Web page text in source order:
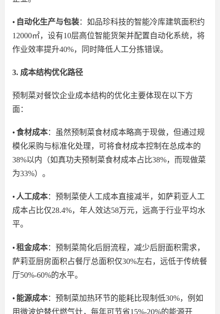
• 自动化生产与包装：如品珍科技的智能冷库建筑面积约
12000㎡，设有10层高位智能货架并配置自动化系统，将
作业效率提升40%，同时降低人工分拣错误。
3. 成本结构优化路径
预制菜对餐饮企业成本结构的优化主要体现在以下方
面：
•食材成本：虽然预制菜食材成本略高于现做，但通过规
模化采购与标准化处理，可将食材成本控制在总成本的
38%以内（如真功夫预制菜食材成本占比38%，而现做菜
为33%）。
•人工成本：预制菜使人工成本直接减半，如萨莉亚人工
成本占比仅28.4%，年人效达58万元，远高于行业平均水
平。
•租金成本：预制菜简化后厨流程，减少后厨面积需求，
萨莉亚厨房面积占餐厅总面积仅30%左右，远低于传统餐
厅50%-60%的水平。
• 能源成本：预制菜加热环节的能耗比现制低30%，例如
用微波炉替代燃气灶，每年可节省15%-20%的能源开